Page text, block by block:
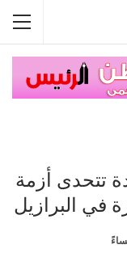
تتحدى أزمة
في البرازيل